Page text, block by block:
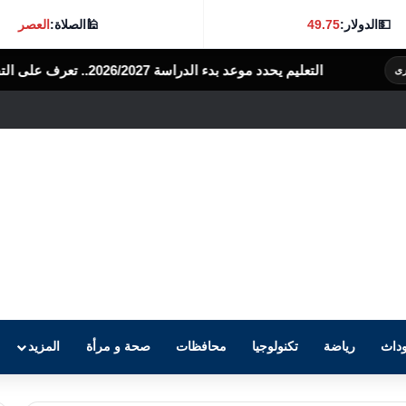
💵الدولار:49.75
🕌الصلاة:العصر
2026/2027.. تعرف على التفاصيل الرأى العام المصرى
رياضة تكنولوجيا محافظات صحة و مرأة المزيد